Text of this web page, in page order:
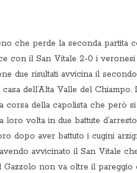
che perde la seconda partita
con il San Vitale 2-0 i veronesi
due risultati avvicina il
dell’Alta Valle del Chiampo.
corsa della capolista che però
loro volta in due battute
dopo aver battuto i cugini
avvicinato il San Vitale
non va oltre il pareggio